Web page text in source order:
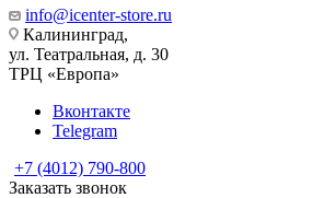
info@icenter-store.ru
Калининград,
ул. Театральная, д. 30
ТРЦ «Европа»
Вконтакте
Telegram
+7 (4012) 790-800
Заказать звонок